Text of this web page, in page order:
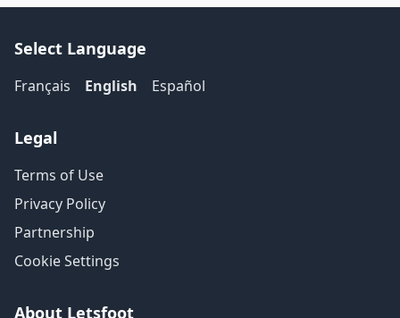
Select Language
Français English Español
Legal
Terms of Use
Privacy Policy
Partnership
Cookie Settings
About Letsfoot